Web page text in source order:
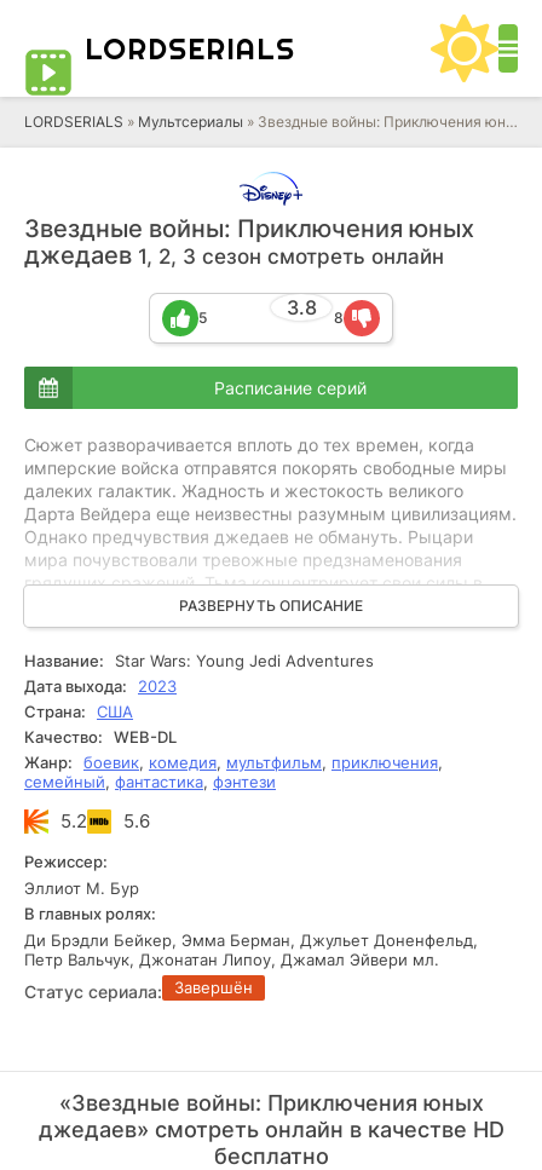
LORDSERIALS
LORDSERIALS » Мультсериалы » Звездные войны: Приключения юных джедаев
Звездные войны: Приключения юных
джедаев 1, 2, 3 сезон смотреть онлайн
3.8
5 8
Расписание серий
Сюжет разворачивается вплоть до тех времен, когда
имперские войска отправятся покорять свободные миры
далеких галактик. Жадность и жестокость великого
Дарта Вейдера еще неизвестны разумным цивилизациям.
Однако предчувствия джедаев не обмануть. Рыцари
мира почувствовали тревожные предзнаменования
грядущих сражений. Тьма концентрирует свои силы в
разных уголках вселенной, жаждущая нанести фатальный
удар. Молодые представители различных рас покидают
свои домы, мечтая стать учениками Джедайской школы.
Среди них есть один подросток из рода людей. Главные
герои мечтают стать настоящими героями. Падаваны и их
наставники должны научиться контролировать Силу,
которая ждет их опасные приключения и славные
подвиги.
РАЗВЕРНУТЬ ОПИСАНИЕ
Название:
Star Wars: Young Jedi Adventures
Дата выхода:
2023
Страна:
США
Качество:
WEB-DL
Жанр:
боевик, комедия, мультфильм, приключения,
семейный, фантастика, фэнтези
5.2 5.6
Режиссер:
Эллиот М. Бур
В главных ролях:
Ди Брэдли Бейкер, Эмма Берман, Джульет Доненфельд,
Петр Вальчук, Джонатан Липоу, Джамал Эйвери мл.
Статус сериала: Завершён
«Звездные войны: Приключения юных
джедаев» смотреть онлайн в качестве HD
бесплатно